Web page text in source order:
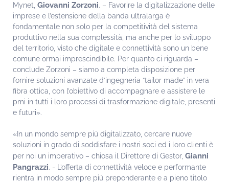
Mynet, Giovanni Zorzoni. – Favorire la digitalizzazione delle
imprese e l’estensione della banda ultralarga è
fondamentale non solo per la competitività del sistema
produttivo nella sua complessità, ma anche per lo sviluppo
del territorio, visto che digitale e connettività sono un bene
comune ormai imprescindibile. Per quanto ci riguarda –
conclude Zorzoni – siamo a completa disposizione per
fornire soluzioni avanzate d’ingegneria “tailor made” in vera
fibra ottica, con l’obiettivo di accompagnare e assistere le
pmi in tutti i loro processi di trasformazione digitale, presenti
e futuri».
«In un mondo sempre più digitalizzato, cercare nuove
soluzioni in grado di soddisfare i nostri soci ed i loro clienti è
per noi un imperativo – chiosa il Direttore di Gestor, Gianni
Pangrazzi. - L’offerta di connettività veloce e performante
rientra in modo sempre più preponderante e a pieno titolo